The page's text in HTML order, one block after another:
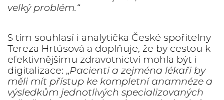
velký problém.“
S tím souhlasí i analytička České spořitelny
Tereza Hrtúsová a doplňuje, že by cestou k
efektivnějšímu zdravotnictví mohla být i
digitalizace: „Pacienti a zejména lékaři by
měli mít přístup ke kompletní anamnéze a
výsledkům jednotlivých specializovaných